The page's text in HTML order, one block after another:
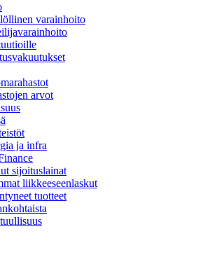
varainhoito
arvot
ja infra
sijoituslainat
liikkeeseenlaskut
tuotteet